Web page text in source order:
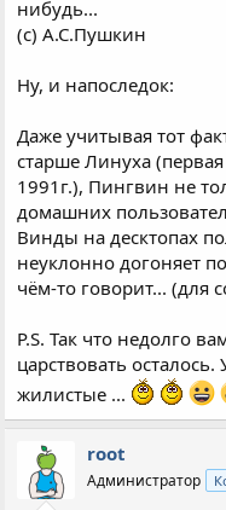
нибудь...
(с) А.С.Пушкин
Ну, и напоследок:
Даже учитывая тот
старше Линуха
1991г.), Пингвин не
домашних
Винды на десктопах
неуклонно догоняет
чём-то говорит...
P.S. Так что недолго
царствовать
жилистые ...
root
Администратор